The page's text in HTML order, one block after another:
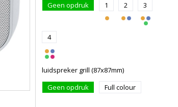
Geen opdruk
1 2 3
4
luidspreker grill (87x87mm)
Geen opdruk
Full colour